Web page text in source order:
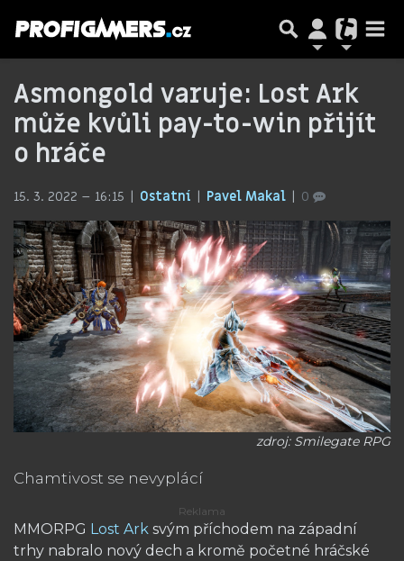
Asmongold varuje: Lost Ark
může kvůli pay-to-win přijít
o hráče
15. 3. 2022 – 16:15 Ostatní Pavel Makal 0
zdroj: Smilegate RPG
Chamtivost se nevyplácí
MMORPG Lost Ark svým příchodem na západní
trhy nabralo nový dech a kromě početné hráčské